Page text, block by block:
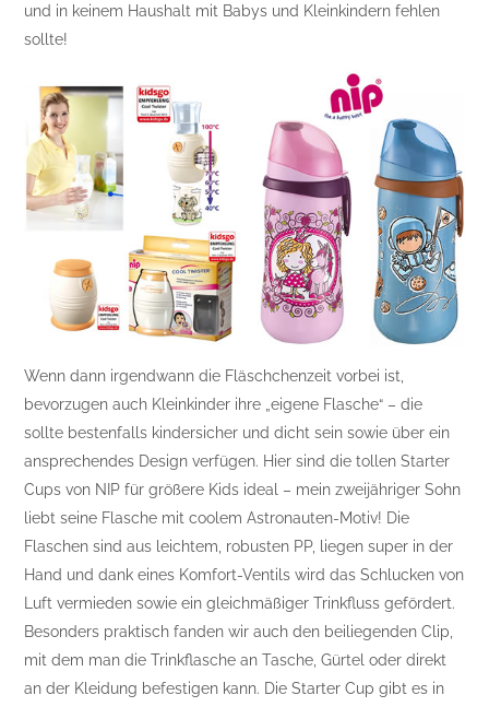
und in keinem Haushalt mit Babys und Kleinkindern fehlen
sollte!
Wenn dann irgendwann die Fläschchenzeit vorbei ist,
bevorzugen auch Kleinkinder ihre „eigene Flasche“ – die
sollte bestenfalls kindersicher und dicht sein sowie über ein
ansprechendes Design verfügen. Hier sind die tollen Starter
Cups von NIP für größere Kids ideal – mein zweijähriger Sohn
liebt seine Flasche mit coolem Astronauten-Motiv! Die
Flaschen sind aus leichtem, robusten PP, liegen super in der
Hand und dank eines Komfort-Ventils wird das Schlucken von
Luft vermieden sowie ein gleichmäßiger Trinkfluss gefördert.
Besonders praktisch fanden wir auch den beiliegenden Clip,
mit dem man die Trinkflasche an Tasche, Gürtel oder direkt
an der Kleidung befestigen kann. Die Starter Cup gibt es in